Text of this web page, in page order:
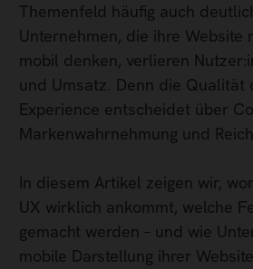
Themenfeld häufig auch
Unternehmen, die ihre Website
mobil denken, verlieren
und Umsatz. Denn die Qualität
Experience entscheidet über
Markenwahrnehmung und
In diesem Artikel zeigen wir,
UX wirklich ankommt, welche
gemacht werden – und wie
mobile Darstellung ihrer